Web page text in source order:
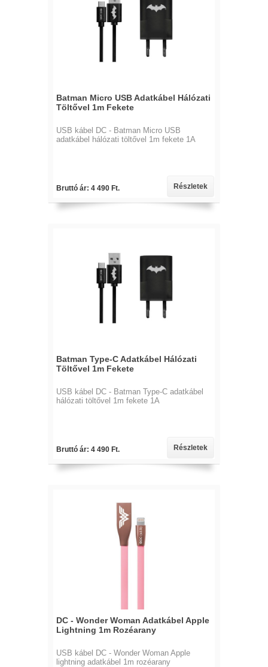
Batman Micro USB Adatkábel Hálózati
Töltővel 1m Fekete
USB kábel DC - Batman Micro USB
adatkábel hálózati töltővel 1m fekete 1A
Bruttó ár: 4 490 Ft. Részletek
Batman Type-C Adatkábel Hálózati
Töltővel 1m Fekete
USB kábel DC - Batman Type-C adatkábel
hálózati töltővel 1m fekete 1A
Bruttó ár: 4 490 Ft. Részletek
DC - Wonder Woman Adatkábel Apple
Lightning 1m Rozéarany
USB kábel DC - Wonder Woman Apple
lightning adatkábel 1m rozéarany